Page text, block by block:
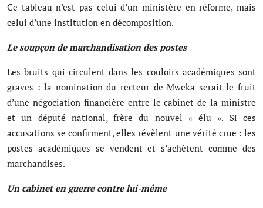
Ce tableau n’est pas celui d’un ministère en réforme, mais
celui d’une institution en décomposition.
Le soupçon de marchandisation des postes
Les bruits qui circulent dans les couloirs académiques sont
graves : la nomination du recteur de Mweka serait le fruit
d’une négociation financière entre le cabinet de la ministre
et un député national, frère du nouvel « élu ». Si ces
accusations se confirment, elles révèlent une vérité crue : les
postes académiques se vendent et s’achètent comme des
marchandises.
Un cabinet en guerre contre lui-même